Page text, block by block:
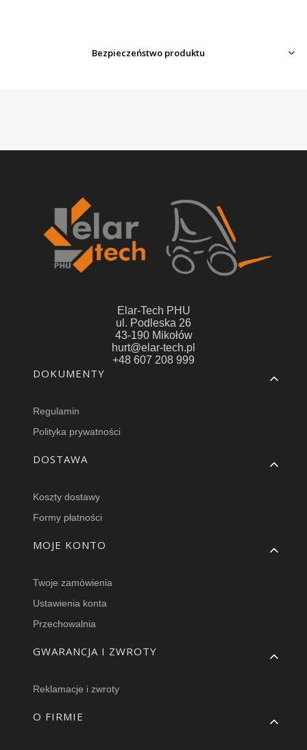
Bezpieczeństwo produktu
Elar-Tech PHU
ul. Podleska 26
43-190 Mikołów
hurt@elar-tech.pl
+48 607 208 999
Linki w stopce
DOKUMENTY
Regulamin
Polityka prywatności
DOSTAWA
Koszty dostawy
Formy płatności
MOJE KONTO
Twoje zamówienia
Ustawienia konta
Przechowalnia
GWARANCJA I ZWROTY
Reklamacje i zwroty
O FIRMIE